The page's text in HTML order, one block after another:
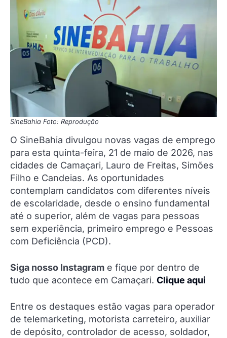
SineBahia Foto: Reprodução
O SineBahia divulgou novas vagas de emprego
para esta quinta-feira, 21 de maio de 2026, nas
cidades de Camaçari, Lauro de Freitas, Simões
Filho e Candeias. As oportunidades
contemplam candidatos com diferentes níveis
de escolaridade, desde o ensino fundamental
até o superior, além de vagas para pessoas
sem experiência, primeiro emprego e Pessoas
com Deficiência (PCD).
Siga nosso Instagram e fique por dentro de
tudo que acontece em Camaçari. Clique aqui
Entre os destaques estão vagas para operador
de telemarketing, motorista carreteiro, auxiliar
de depósito, controlador de acesso, soldador,